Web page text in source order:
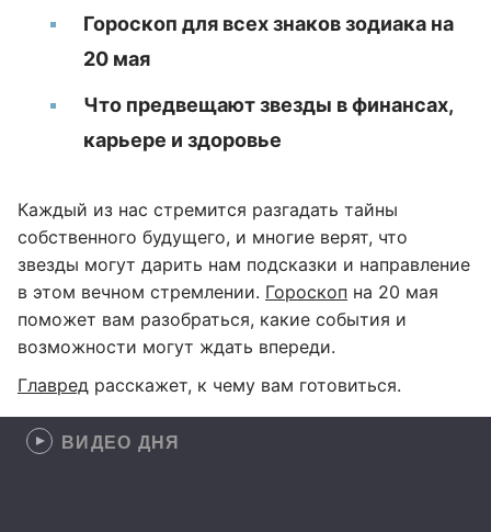
Гороскоп для всех знаков зодиака на
20 мая
Что предвещают звезды в финансах,
карьере и здоровье
Каждый из нас стремится разгадать тайны
собственного будущего, и многие верят, что
звезды могут дарить нам подсказки и направление
в этом вечном стремлении. Гороскоп на 20 мая
поможет вам разобраться, какие события и
возможности могут ждать впереди.
Главред расскажет, к чему вам готовиться.
ВИДЕО ДНЯ